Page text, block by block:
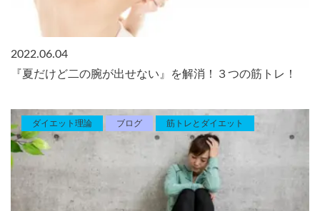
2022.06.04
『夏だけど二の腕が出せない』を解消！３つの筋トレ！
ダイエット理論 ブログ 筋トレとダイエット